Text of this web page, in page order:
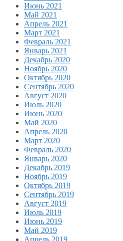
Июнь 2021
Май 2021
Апрель 2021
Март 2021
Февраль 2021
Январь 2021
Декабрь 2020
Ноябрь 2020
Октябрь 2020
Сентябрь 2020
Август 2020
Июль 2020
Июнь 2020
Май 2020
Апрель 2020
Март 2020
Февраль 2020
Январь 2020
Декабрь 2019
Ноябрь 2019
Октябрь 2019
Сентябрь 2019
Август 2019
Июль 2019
Июнь 2019
Май 2019
Апрель 2019